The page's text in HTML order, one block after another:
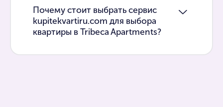
Почему стоит выбрать сервис
kupitekvartiru.com для выбора
квартиры в Tribeca Apartments?